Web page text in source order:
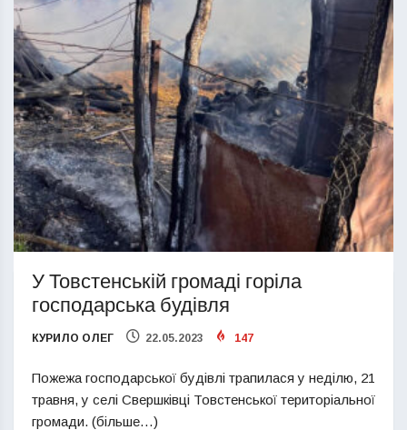
У Товстенській громаді горіла
господарська будівля
КУРИЛО ОЛЕГ 22.05.2023 147
Пожежа господарської будівлі трапилася у неділю, 21
травня, у селі Свершківці Товстенської територіальної
громади. (більше…)